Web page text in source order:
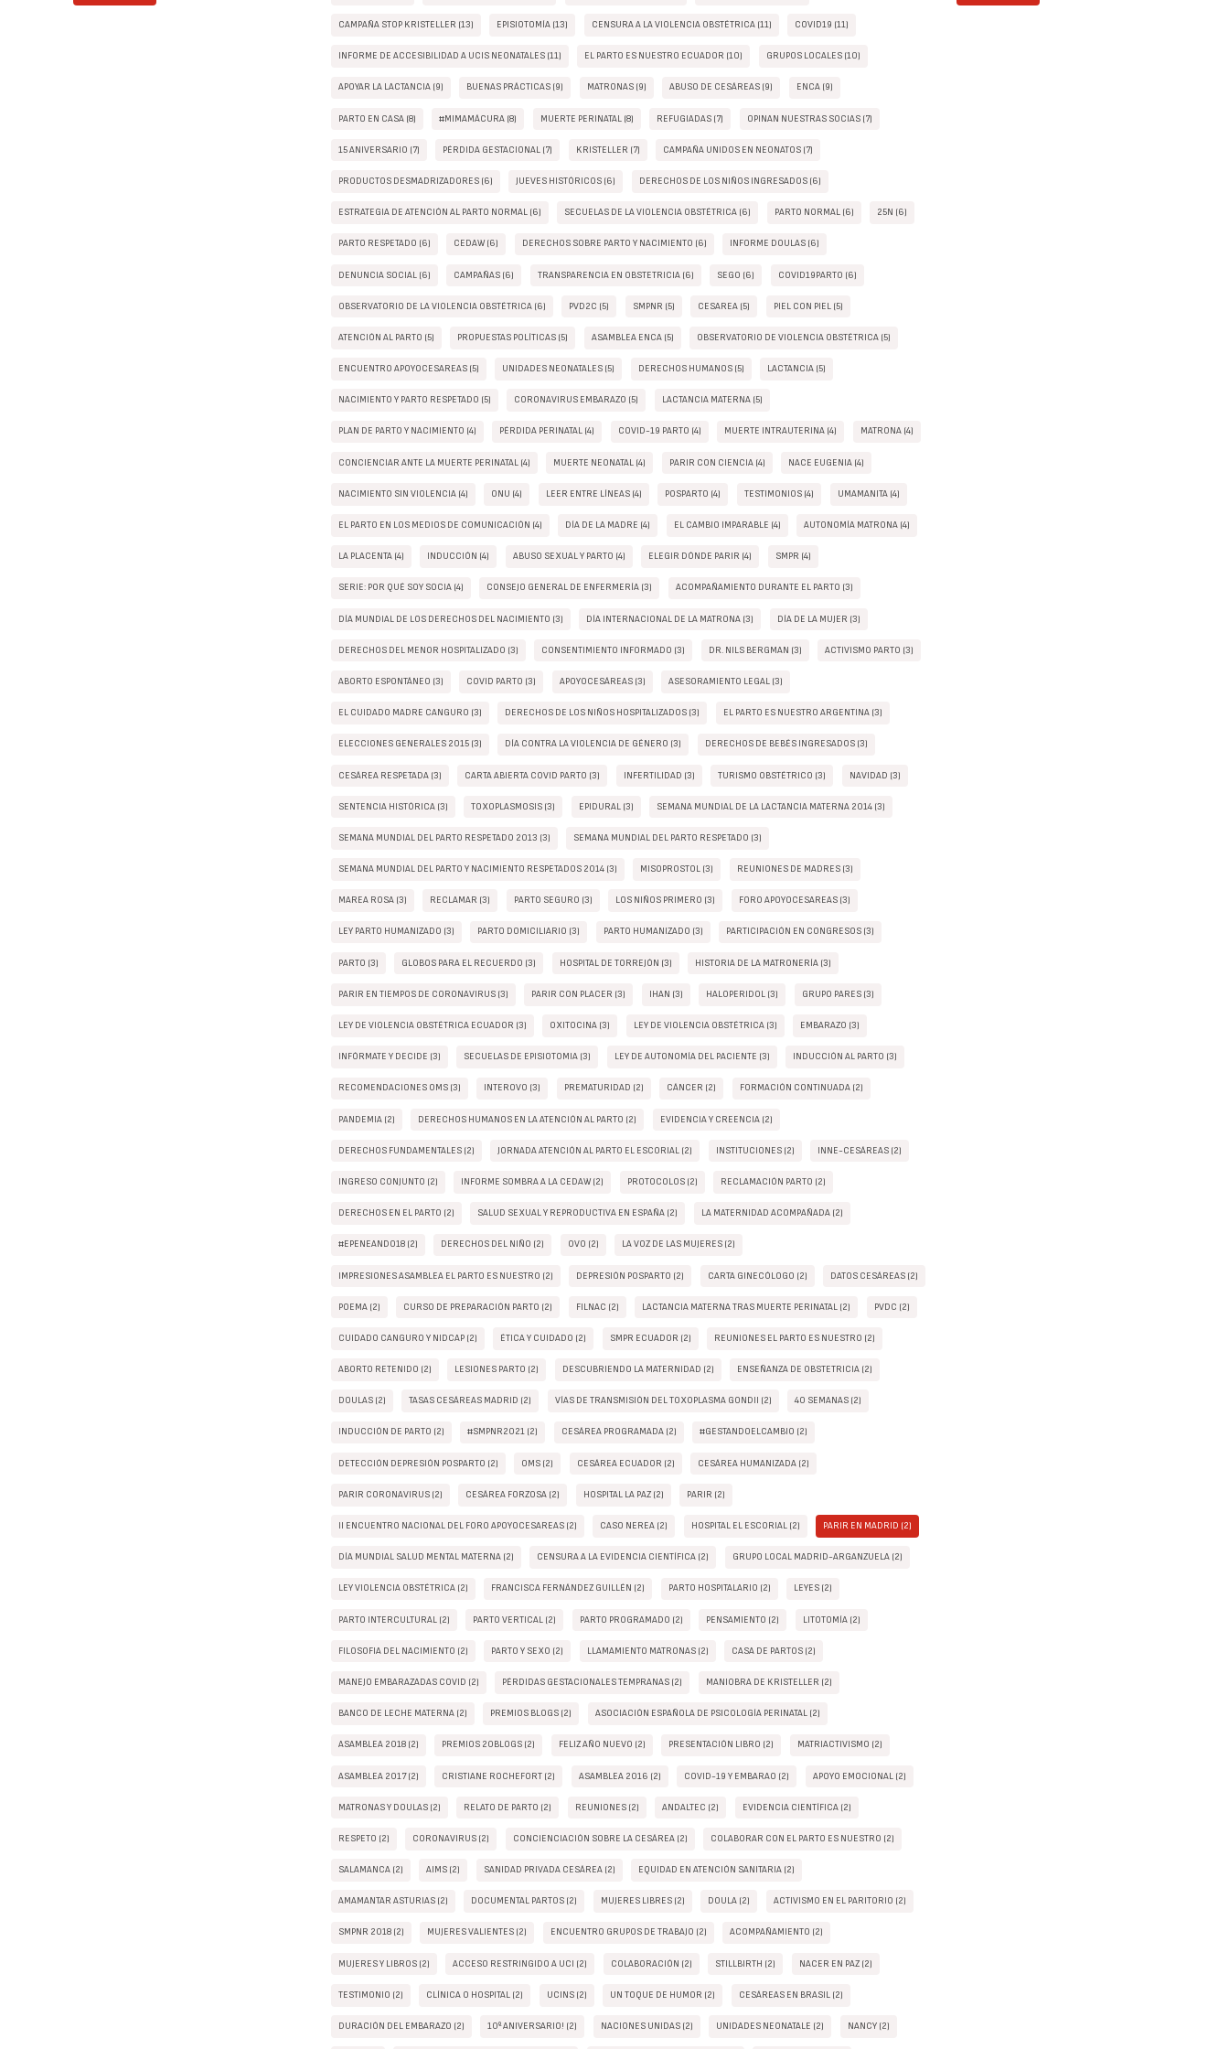
CAMPAÑA STOP KRISTELLER (13) EPISIOTOMÍA (13) CENSURA A LA VIOLENCIA OBSTÉTRICA (11) COVID19 (11)
INFORME DE ACCESIBILIDAD A UCIS NEONATALES (11) EL PARTO ES NUESTRO ECUADOR (10) GRUPOS LOCALES (10)
APOYAR LA LACTANCIA (9) BUENAS PRÁCTICAS (9) MATRONAS (9) ABUSO DE CESÁREAS (9) ENCA (9)
PARTO EN CASA (8) #MIMAMÁCURA (8) MUERTE PERINATAL (8) REFUGIADAS (7) OPINAN NUESTRAS SOCIAS (7)
15 ANIVERSARIO (7) PÉRDIDA GESTACIONAL (7) KRISTELLER (7) CAMPAÑA UNIDOS EN NEONATOS (7)
PRODUCTOS DESMADRIZADORES (6) JUEVES HISTÓRICOS (6) DERECHOS DE LOS NIÑOS INGRESADOS (6)
ESTRATEGIA DE ATENCIÓN AL PARTO NORMAL (6) SECUELAS DE LA VIOLENCIA OBSTÉTRICA (6) PARTO NORMAL (6) 25N (6)
PARTO RESPETADO (6) CEDAW (6) DERECHOS SOBRE PARTO Y NACIMIENTO (6) INFORME DOULAS (6)
DENUNCIA SOCIAL (6) CAMPAÑAS (6) TRANSPARENCIA EN OBSTETRICIA (6) SEGO (6) COVID19PARTO (6)
OBSERVATORIO DE LA VIOLENCIA OBSTÉTRICA (6) PVD2C (5) SMPNR (5) CESAREA (5) PIEL CON PIEL (5)
ATENCIÓN AL PARTO (5) PROPUESTAS POLÍTICAS (5) ASAMBLEA ENCA (5) OBSERVATORIO DE VIOLENCIA OBSTÉTRICA (5)
ENCUENTRO APOYOCESAREAS (5) UNIDADES NEONATALES (5) DERECHOS HUMANOS (5) LACTANCIA (5)
NACIMIENTO Y PARTO RESPETADO (5) CORONAVIRUS EMBARAZO (5) LACTANCIA MATERNA (5)
PLAN DE PARTO Y NACIMIENTO (4) PÉRDIDA PERINATAL (4) COVID-19 PARTO (4) MUERTE INTRAUTERINA (4) MATRONA (4)
CONCIENCIAR ANTE LA MUERTE PERINATAL (4) MUERTE NEONATAL (4) PARIR CON CIENCIA (4) NACE EUGENIA (4)
NACIMIENTO SIN VIOLENCIA (4) ONU (4) LEER ENTRE LÍNEAS (4) POSPARTO (4) TESTIMONIOS (4) UMAMANITA (4)
EL PARTO EN LOS MEDIOS DE COMUNICACIÓN (4) DÍA DE LA MADRE (4) EL CAMBIO IMPARABLE (4) AUTONOMÍA MATRONA (4)
LA PLACENTA (4) INDUCCIÓN (4) ABUSO SEXUAL Y PARTO (4) ELEGIR DÓNDE PARIR (4) SMPR (4)
SERIE: POR QUÉ SOY SOCIA (4) CONSEJO GENERAL DE ENFERMERÍA (3) ACOMPAÑAMIENTO DURANTE EL PARTO (3)
DÍA MUNDIAL DE LOS DERECHOS DEL NACIMIENTO (3) DÍA INTERNACIONAL DE LA MATRONA (3) DÍA DE LA MUJER (3)
DERECHOS DEL MENOR HOSPITALIZADO (3) CONSENTIMIENTO INFORMADO (3) DR. NILS BERGMAN (3) ACTIVISMO PARTO (3)
ABORTO ESPONTÁNEO (3) COVID PARTO (3) APOYOCESÁREAS (3) ASESORAMIENTO LEGAL (3)
EL CUIDADO MADRE CANGURO (3) DERECHOS DE LOS NIÑOS HOSPITALIZADOS (3) EL PARTO ES NUESTRO ARGENTINA (3)
ELECCIONES GENERALES 2015 (3) DÍA CONTRA LA VIOLENCIA DE GÉNERO (3) DERECHOS DE BEBÉS INGRESADOS (3)
CESÁREA RESPETADA (3) CARTA ABIERTA COVID PARTO (3) INFERTILIDAD (3) TURISMO OBSTÉTRICO (3) NAVIDAD (3)
SENTENCIA HISTÓRICA (3) TOXOPLASMOSIS (3) EPIDURAL (3) SEMANA MUNDIAL DE LA LACTANCIA MATERNA 2014 (3)
SEMANA MUNDIAL DEL PARTO RESPETADO 2013 (3) SEMANA MUNDIAL DEL PARTO RESPETADO (3)
SEMANA MUNDIAL DEL PARTO Y NACIMIENTO RESPETADOS 2014 (3) MISOPROSTOL (3) REUNIONES DE MADRES (3)
MAREA ROSA (3) RECLAMAR (3) PARTO SEGURO (3) LOS NIÑOS PRIMERO (3) FORO APOYOCESAREAS (3)
LEY PARTO HUMANIZADO (3) PARTO DOMICILIARIO (3) PARTO HUMANIZADO (3) PARTICIPACIÓN EN CONGRESOS (3)
PARTO (3) GLOBOS PARA EL RECUERDO (3) HOSPITAL DE TORREJÓN (3) HISTORIA DE LA MATRONERÍA (3)
PARIR EN TIEMPOS DE CORONAVIRUS (3) PARIR CON PLACER (3) IHAN (3) HALOPERIDOL (3) GRUPO PARES (3)
LEY DE VIOLENCIA OBSTÉTRICA ECUADOR (3) OXITOCINA (3) LEY DE VIOLENCIA OBSTÉTRICA (3) EMBARAZO (3)
INFÓRMATE Y DECIDE (3) SECUELAS DE EPISIOTOMIA (3) LEY DE AUTONOMÍA DEL PACIENTE (3) INDUCCIÓN AL PARTO (3)
RECOMENDACIONES OMS (3) INTEROVO (3) PREMATURIDAD (2) CÁNCER (2) FORMACIÓN CONTINUADA (2)
PANDEMIA (2) DERECHOS HUMANOS EN LA ATENCIÓN AL PARTO (2) EVIDENCIA Y CREENCIA (2)
DERECHOS FUNDAMENTALES (2) JORNADA ATENCIÓN AL PARTO EL ESCORIAL (2) INSTITUCIONES (2) INNE-CESÁREAS (2)
INGRESO CONJUNTO (2) INFORME SOMBRA A LA CEDAW (2) PROTOCOLOS (2) RECLAMACIÓN PARTO (2)
DERECHOS EN EL PARTO (2) SALUD SEXUAL Y REPRODUCTIVA EN ESPAÑA (2) LA MATERNIDAD ACOMPAÑADA (2)
#EPENEANDO18 (2) DERECHOS DEL NIÑO (2) OVO (2) LA VOZ DE LAS MUJERES (2)
IMPRESIONES ASAMBLEA EL PARTO ES NUESTRO (2) DEPRESIÓN POSPARTO (2) CARTA GINECÓLOGO (2) DATOS CESÁREAS (2)
POEMA (2) CURSO DE PREPARACIÓN PARTO (2) FILNAC (2) LACTANCIA MATERNA TRAS MUERTE PERINATAL (2) PVDC (2)
CUIDADO CANGURO Y NIDCAP (2) ÉTICA Y CUIDADO (2) SMPR ECUADOR (2) REUNIONES EL PARTO ES NUESTRO (2)
ABORTO RETENIDO (2) LESIONES PARTO (2) DESCUBRIENDO LA MATERNIDAD (2) ENSEÑANZA DE OBSTETRICIA (2)
DOULAS (2) TASAS CESÁREAS MADRID (2) VÍAS DE TRANSMISIÓN DEL TOXOPLASMA GONDII (2) 40 SEMANAS (2)
INDUCCIÓN DE PARTO (2) #SMPNR2021 (2) CESÁREA PROGRAMADA (2) #GESTANDOELCAMBIO (2)
DETECCIÓN DEPRESIÓN POSPARTO (2) OMS (2) CESÁREA ECUADOR (2) CESÁREA HUMANIZADA (2)
PARIR CORONAVIRUS (2) CESÁREA FORZOSA (2) HOSPITAL LA PAZ (2) PARIR (2)
II ENCUENTRO NACIONAL DEL FORO APOYOCESAREAS (2) CASO NEREA (2) HOSPITAL EL ESCORIAL (2) PARIR EN MADRID (2)
DÍA MUNDIAL SALUD MENTAL MATERNA (2) CENSURA A LA EVIDENCIA CIENTÍFICA (2) GRUPO LOCAL MADRID-ARGANZUELA (2)
LEY VIOLENCIA OBSTÉTRICA (2) FRANCISCA FERNÁNDEZ GUILLÉN (2) PARTO HOSPITALARIO (2) LEYES (2)
PARTO INTERCULTURAL (2) PARTO VERTICAL (2) PARTO PROGRAMADO (2) PENSAMIENTO (2) LITOTOMÍA (2)
FILOSOFIA DEL NACIMIENTO (2) PARTO Y SEXO (2) LLAMAMIENTO MATRONAS (2) CASA DE PARTOS (2)
MANEJO EMBARAZADAS COVID (2) PÉRDIDAS GESTACIONALES TEMPRANAS (2) MANIOBRA DE KRISTELLER (2)
BANCO DE LECHE MATERNA (2) PREMIOS BLOGS (2) ASOCIACIÓN ESPAÑOLA DE PSICOLOGÍA PERINATAL (2)
ASAMBLEA 2018 (2) PREMIOS 20BLOGS (2) FELIZ AÑO NUEVO (2) PRESENTACIÓN LIBRO (2) MATRIACTIVISMO (2)
ASAMBLEA 2017 (2) CRISTIANE ROCHEFORT (2) ASAMBLEA 2016 (2) COVID-19 Y EMBARAO (2) APOYO EMOCIONAL (2)
MATRONAS Y DOULAS (2) RELATO DE PARTO (2) REUNIONES (2) ANDALTEC (2) EVIDENCIA CIENTÍFICA (2)
RESPETO (2) CORONAVIRUS (2) CONCIENCIACIÓN SOBRE LA CESÁREA (2) COLABORAR CON EL PARTO ES NUESTRO (2)
SALAMANCA (2) AIMS (2) SANIDAD PRIVADA CESÁREA (2) EQUIDAD EN ATENCIÓN SANITARIA (2)
AMAMANTAR ASTURIAS (2) DOCUMENTAL PARTOS (2) MUJERES LIBRES (2) DOULA (2) ACTIVISMO EN EL PARITORIO (2)
SMPNR 2018 (2) MUJERES VALIENTES (2) ENCUENTRO GRUPOS DE TRABAJO (2) ACOMPAÑAMIENTO (2)
MUJERES Y LIBROS (2) ACCESO RESTRINGIDO A UCI (2) COLABORACIÓN (2) STILLBIRTH (2) NACER EN PAZ (2)
TESTIMONIO (2) CLÍNICA O HOSPITAL (2) UCINS (2) UN TOQUE DE HUMOR (2) CESÁREAS EN BRASIL (2)
DURACIÓN DEL EMBARAZO (2) 10º ANIVERSARIO! (2) NACIONES UNIDAS (2) UNIDADES NEONATALE (2) NANCY (2)